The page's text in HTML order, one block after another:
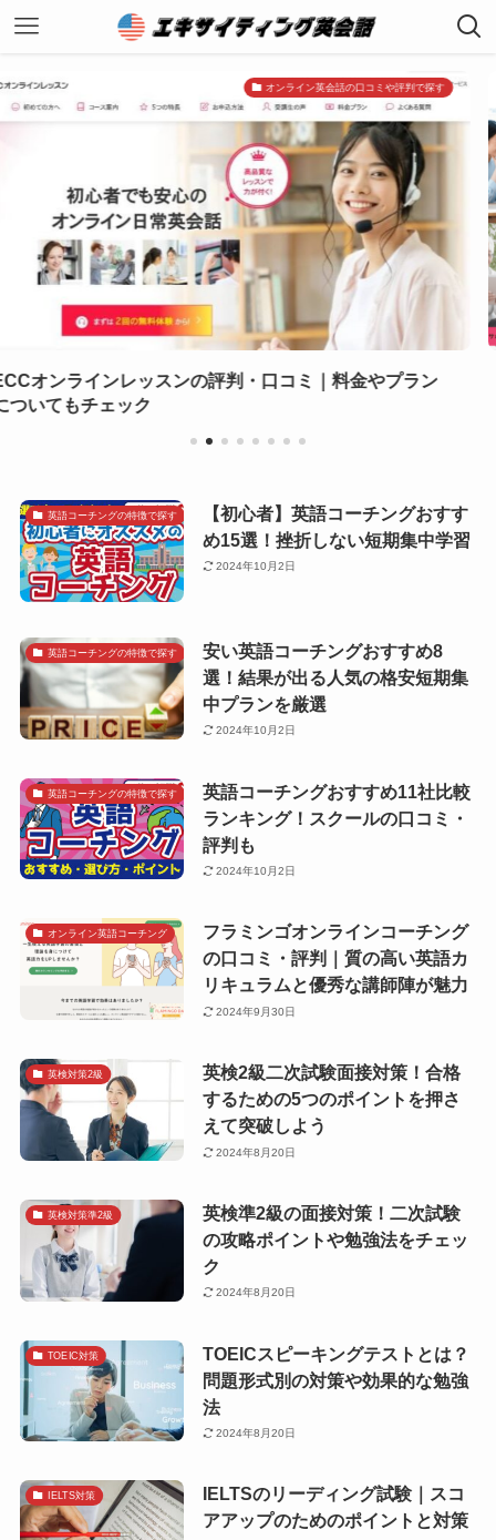
オンライン英会話の口コミや評判で探す
判・口コミ｜料金やプラン
産経オンライン英会話
英語コーチングの特徴で探す
【初心者】英語コーチングおすす
め15選！挫折しない短期集中学習
2024年10月2日
英語コーチングの特徴で探す
安い英語コーチングおすすめ8
選！結果が出る人気の格安短期集
中プランを厳選
2024年10月2日
英語コーチングの特徴で探す
英語コーチングおすすめ11社比較
ランキング！スクールの口コミ・
評判も
2024年10月2日
オンライン英語コーチング
フラミンゴオンラインコーチング
の口コミ・評判｜質の高い英語カ
リキュラムと優秀な講師陣が魅力
2024年9月30日
英検対策2級
英検2級二次試験面接対策！合格
するための5つのポイントを押さ
えて突破しよう
2024年8月20日
英検対策準2級
英検準2級の面接対策！二次試験
の攻略ポイントや勉強法をチェッ
ク
2024年8月20日
TOEIC対策
TOEICスピーキングテストとは？
問題形式別の対策や効果的な勉強
法
2024年8月20日
IELTS対策
IELTSのリーディング試験｜スコ
アアップのためのポイントと対策